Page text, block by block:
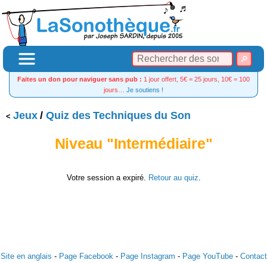
Faites un don pour naviguer sans pub : 1 jour offert, 5€ = 25 jours, 10€ = 100
jours… Je soutiens !
Jeux/Quiz des Techniques du Son
Niveau "Intermédiaire"
Votre session a expiré. Retour au quiz.
Site en anglais - Page Facebook- Page Instagram - Page YouTube- Contact